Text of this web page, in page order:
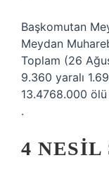
Başkomutan
Meydan
Toplam (26
9.360 yaralı
13.4768.000
.
4 NESIL